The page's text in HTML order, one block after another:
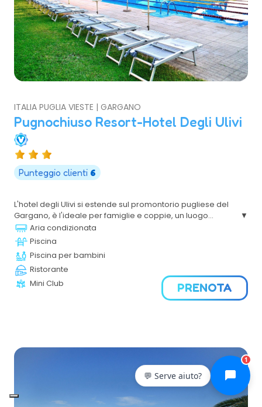
ITALIA PUGLIA VIESTE | GARGANO
Pugnochiuso Resort-Hotel Degli Ulivi
Punteggio clienti 6
L'hotel degli Ulivi si estende sul promontorio pugliese del
Gargano, è l'ideale per famiglie e coppie, un luogo
esclusivo che, sposandosi con la natura incontaminata, lo
rende unico nel suo genere e ti permette di godere di tutti
i servizi con estrema facilità.
Aria condizionata
Piscina
Piscina per bambini
Ristorante
Mini Club
PRENOTA
💬 Serve aiuto?
1